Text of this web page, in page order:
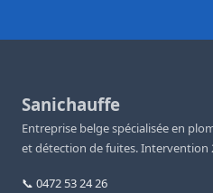
Sanichauffe
Entreprise belge spécialisée en
et détection de fuites. Intervention
📞 0472 53 24 26